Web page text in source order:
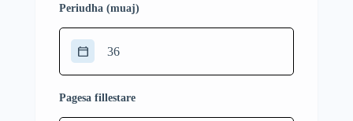
Periudha (muaj)
Pagesa fillestare